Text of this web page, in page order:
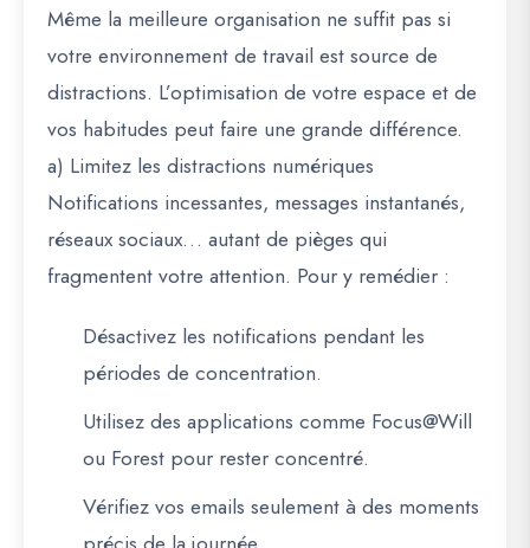
Même la meilleure organisation ne suffit pas si
votre environnement de travail est source de
distractions. L’optimisation de votre espace et de
vos habitudes peut faire une grande différence.
a) Limitez les distractions numériques
Notifications incessantes, messages instantanés,
réseaux sociaux… autant de pièges qui
fragmentent votre attention. Pour y remédier :
Désactivez les notifications pendant les
périodes de concentration.
Utilisez des applications comme Focus@Will
ou Forest pour rester concentré.
Vérifiez vos emails seulement à des moments